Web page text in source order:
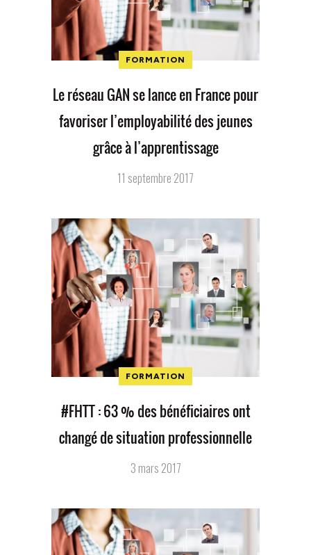
FORMATION
Le réseau GAN se lance en France pour
favoriser l’employabilité des jeunes
grâce à l’apprentissage
11 septembre 2017
FORMATION
#FHTT : 63 % des bénéficiaires ont
changé de situation professionnelle
3 mars 2017